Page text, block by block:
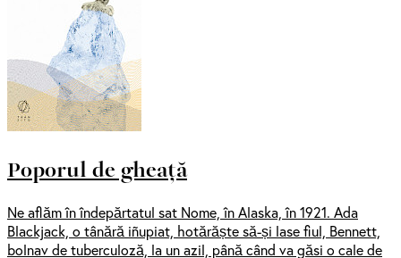
Poporul de gheață
Ne aflăm în îndepărtatul sat Nome, în Alaska, în 1921. Ada
Blackjack, o tânără iñupiat, hotărăște să-și lase fiul, Bennett,
bolnav de tuberculoză, la un azil, până când va găsi o cale de